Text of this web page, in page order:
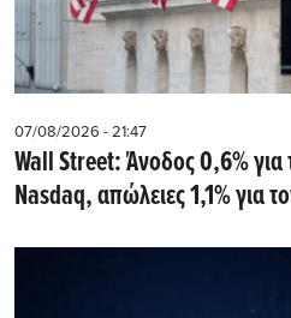
07/08/2026 - 21:47
Wall Street: Άνοδος 0,6% για
Nasdaq, απώλειες 1,1% για